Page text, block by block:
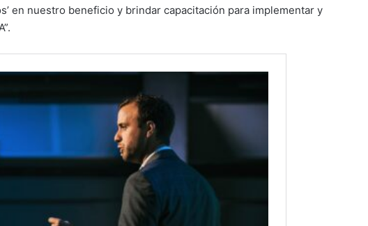
en nuestro beneficio y brindar capacitación para implementar y